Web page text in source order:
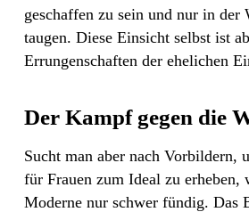
geschaffen zu sein und nur in der
taugen. Diese Einsicht selbst ist
Errungenschaften der ehelichen
Der Kampf gegen die
Sucht man aber nach Vorbildern,
für Frauen zum Ideal zu erheben,
Moderne nur schwer fündig. Das